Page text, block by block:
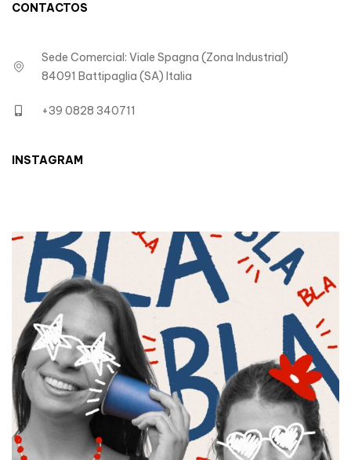
CONTACTOS
Sede Comercial: Viale Spagna (Zona Industrial)
84091 Battipaglia (SA) Italia
+39 0828 340711
INSTAGRAM